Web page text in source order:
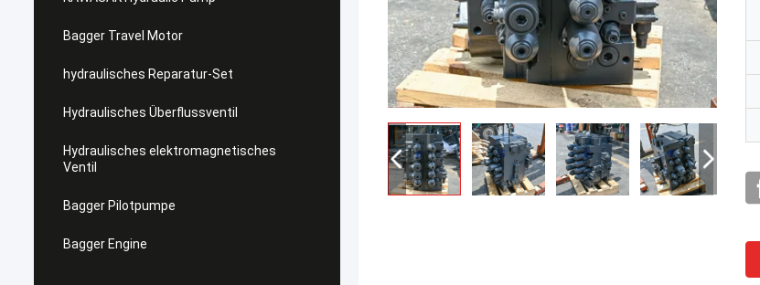
Bagger Travel Motor
hydraulisches Reparatur-Set
Hydraulisches Überflussventil
Hydraulisches elektromagnetisches
Ventil
Bagger Pilotpumpe
Bagger Engine